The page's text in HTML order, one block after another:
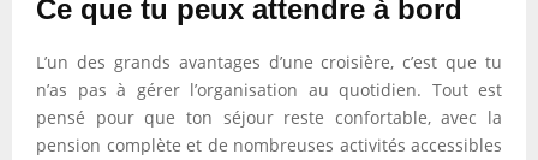
Ce que tu peux attendre à bord
L’un des grands avantages d’une croisière, c’est que tu
n’as pas à gérer l’organisation au quotidien. Tout est
pensé pour que ton séjour reste confortable, avec la
pension complète et de nombreuses activités accessibles